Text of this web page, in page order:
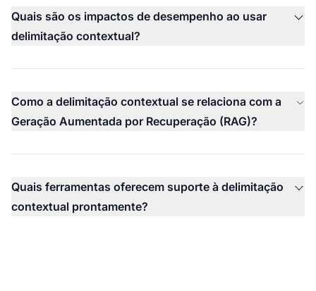
Quais são os impactos de desempenho ao usar
delimitação contextual?
Como a delimitação contextual se relaciona com a
Geração Aumentada por Recuperação (RAG)?
Quais ferramentas oferecem suporte à delimitação
contextual prontamente?